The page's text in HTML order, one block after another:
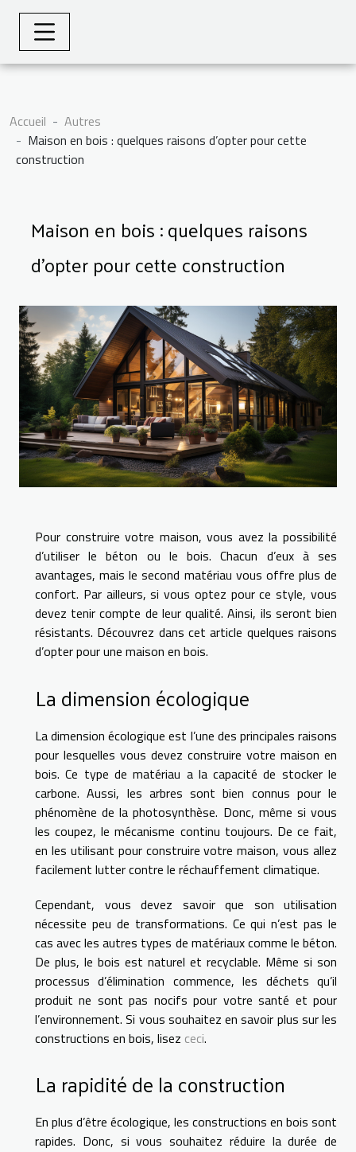
Accueil
Autres
Maison en bois : quelques raisons d’opter pour cette
construction
Maison en bois : quelques raisons
d’opter pour cette construction
Pour construire votre maison, vous avez la possibilité
d’utiliser le béton ou le bois. Chacun d’eux à ses
avantages, mais le second matériau vous offre plus de
confort. Par ailleurs, si vous optez pour ce style, vous
devez tenir compte de leur qualité. Ainsi, ils seront bien
résistants. Découvrez dans cet article quelques raisons
d’opter pour une maison en bois.
La dimension écologique
La dimension écologique est l’une des principales raisons
pour lesquelles vous devez construire votre maison en
bois. Ce type de matériau a la capacité de stocker le
carbone. Aussi, les arbres sont bien connus pour le
phénomène de la photosynthèse. Donc, même si vous
les coupez, le mécanisme continu toujours. De ce fait,
en les utilisant pour construire votre maison, vous allez
facilement lutter contre le réchauffement climatique.
Cependant, vous devez savoir que son utilisation
nécessite peu de transformations. Ce qui n’est pas le
cas avec les autres types de matériaux comme le béton.
De plus, le bois est naturel et recyclable. Même si son
processus d’élimination commence, les déchets qu’il
produit ne sont pas nocifs pour votre santé et pour
l’environnement. Si vous souhaitez en savoir plus sur les
constructions en bois, lisez ceci.
La rapidité de la construction
En plus d’être écologique, les constructions en bois sont
rapides. Donc, si vous souhaitez réduire la durée de